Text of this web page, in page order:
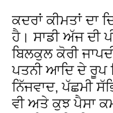
ਕਦਰਾਂ ਕੀਮਤਾਂ ਦਾ
ਹੈ। ਸਾਡੀ ਅੱਜ ਦੀ
ਬਿਲਕੁਲ ਕੋਰੀ
ਪਤਨੀ ਆਦਿ ਦੇ ਰੂਪ
ਨਿੱਜਵਾਦ, ਪੱਛਮੀ
ਵੀ ਅਤੇ ਕੁਝ ਪੈਸਾ